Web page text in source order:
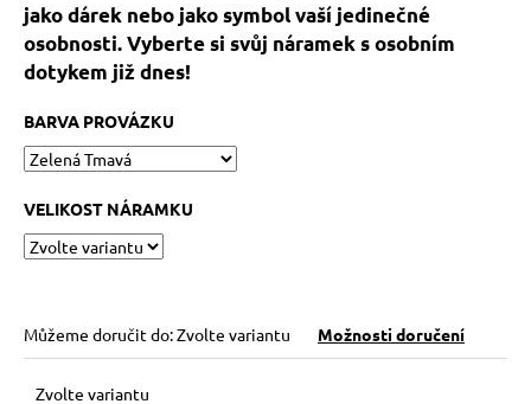
jako dárek nebo jako symbol vaší jedinečné
osobnosti. Vyberte si svůj náramek s osobním
dotykem již dnes!
BARVA PROVÁZKU
VELIKOST NÁRAMKU
Můžeme doručit do:Zvolte variantu Možnosti doručení
Zvolte variantu
D
o
p
o
r
u
u
j
e
HEMATITOVÉ